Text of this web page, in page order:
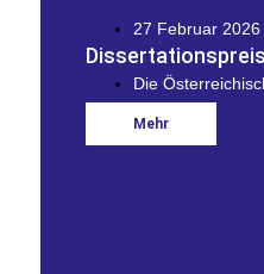
27 Februar 2026
Die
Mehr